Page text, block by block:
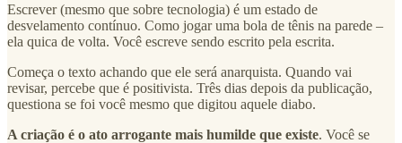
Escrever (mesmo que sobre tecnologia) é um estado de
desvelamento contínuo. Como jogar uma bola de tênis na parede –
ela quica de volta. Você escreve sendo escrito pela escrita.
Começa o texto achando que ele será anarquista. Quando vai
revisar, percebe que é positivista. Três dias depois da publicação,
questiona se foi você mesmo que digitou aquele diabo.
A criação é o ato arrogante mais humilde que existe. Você se